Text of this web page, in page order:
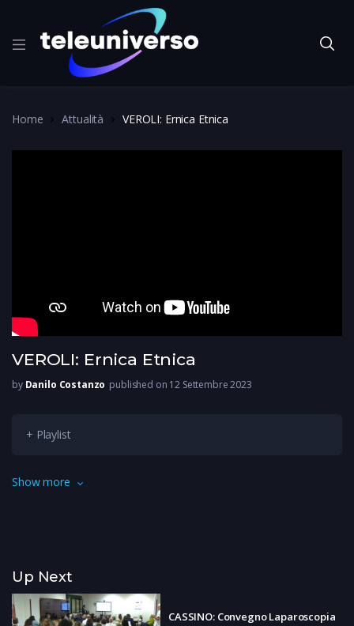
Home Attualità VEROLI: Ernica Etnica
VEROLI: Ernica Etnica
by Danilo Costanzo published on 12 Settembre 2023
+ Playlist
È ritornata con un successo di pubblico la 21esima edizione di
Show more
Up Next
CASSINO: Convegno Laparoscopia